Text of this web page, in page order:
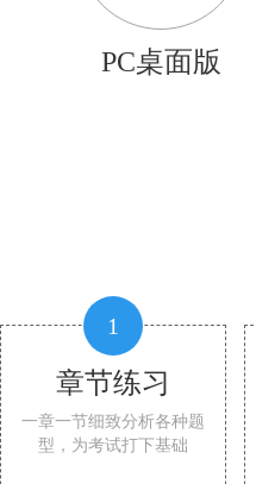
PC桌面版
1
章节练习
一章一节细致分析各种题
型，为考试打下基础